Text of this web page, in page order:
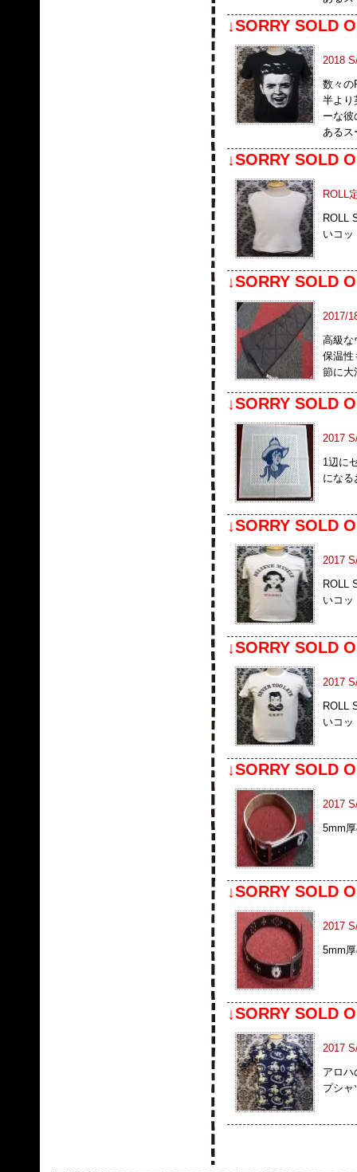
↓SORRY SOLD
2018
数々の
半より
ーな彼
あるス
↓SORRY SOLD
ROLL
ROLL
いコッ
↓SORRY SOLD
2017/
高級な
保温性
節に大
↓SORRY SOLD
2017
1辺に
になる
↓SORRY SOLD
2017
ROLL
いコッ
↓SORRY SOLD
2017
ROLL
いコッ
↓SORRY SOLD
2017
5mm
↓SORRY SOLD
2017
5mm
↓SORRY SOLD
2017
アロハ
プシ